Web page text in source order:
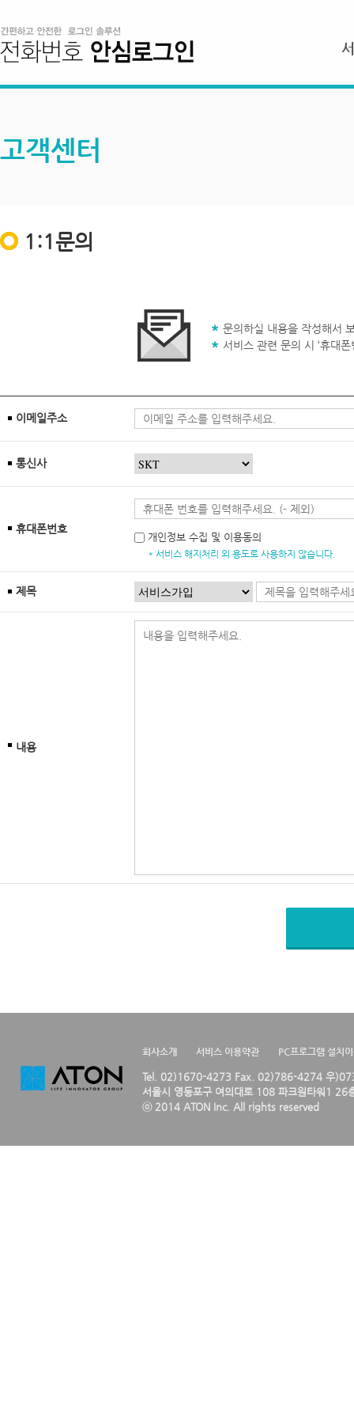
고객센터
1:1문의
문의하실 내용을 작성해서
서비스 관련 문의 시 ‘휴대
이메일주소
통신사
휴대폰번호
개인정보 수집 및 이용동의
* 서비스 해지처리 외 용도로 사용하지 않습니다.
제목
내용
회사소개 서비스 이용약관 PC프로그램 설치
Tel. 02)1670-4273 Fax. 02)786-4274 우
서울시 영등포구 여의대로 108 파크원타워1 26
ⓒ 2014 ATON Inc. All rights reserved